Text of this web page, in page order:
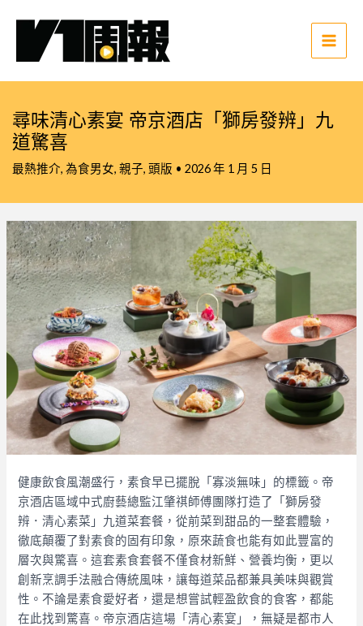
Main
尋味清心素宴 帝京酒店「獅房發辨」九
道驚喜
最熱推介, 為食男女, 親子, 頭版 • 2026 年 1 月 5 日
健康飲食風潮盛行，素食早已擺脫「寡淡無味」的標籤。帝
京酒店區域中式廚藝總監江肇祺師傅團隊打造了「獅房發
辨．清心素菜」九道菜套餐，從前菜到甜品的一整套體驗，
徹底顛覆了對素食的固有印象，原來蔬食也能有如此豐富的
層次與驚喜。這套素食套餐不僅食材新鮮、營養均衡，更以
創新烹調手法融合傳統風味，讓每道菜品都兼具美味與觀賞
性。不論是素食愛好者，還是想嘗試輕盈飲食的食客，都能
在此找到驚喜。帝京酒店這場「清心素宴」，無疑是都市人